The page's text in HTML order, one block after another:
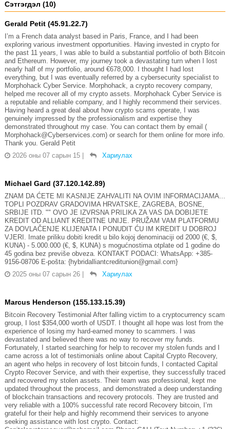
Сэтгэгдэл (10)
Gerald Petit (45.91.22.7)
I’m a French data analyst based in Paris, France, and I had been
exploring various investment opportunities. Having invested in crypto for
the past 11 years, I was able to build a substantial portfolio of both Bitcoin
and Ethereum. However, my journey took a devastating turn when I lost
nearly half of my portfolio, around €678,000. I thought I had lost
everything, but I was eventually referred by a cybersecurity specialist to
Morphohack Cyber Service. Morphohack, a crypto recovery company,
helped me recover all of my crypto assets. Morphohack Cyber Service is
a reputable and reliable company, and I highly recommend their services.
Having heard a great deal about how crypto scams operate, I was
genuinely impressed by the professionalism and expertise they
demonstrated throughout my case. You can contact them by email (
Morphohack@Cyberservices.com) or search for them online for more info.
Thank you. Gerald Petit
2026 оны 07 сарын 15
Хариулах
Michael Gard (37.120.142.89)
ZNAM DA ĆETE MI KASNIJE ZAHVALITI NA OVIM INFORMACIJAMA...
TOPLI POZDRAV GRADOVIMA HRVATSKE, ZAGREBA, BOSNE,
SRBIJE ITD. "" OVO JE IZVRSNA PRILIKA ZA VAS DA DOBIJETE
KREDIT OD ALLIANT KREDITNE UNIJE. PRUŽAM VAM PLATFORMU
ZA DOVLAČENJE KLIJENATA I PONUDIT ĆU IM KREDIT U DOBROJ
VJERI. Imate priliku dobiti kredit u bilo kojoj denominaciji od 2000 (€, $,
KUNA) - 5.000.000 (€, $, KUNA) s mogućnostima otplate od 1 godine do
45 godina bez previše obveza. KONTAKT PODACI: WhatsApp: +385-
9156-08706 E-pošta: {hybridalliantcreditunion@gmail.com}
2025 оны 07 сарын 26
Хариулах
Marcus Henderson (155.133.15.39)
Bitcoin Recovery Testimonial After falling victim to a cryptocurrency scam
group, I lost $354,000 worth of USDT. I thought all hope was lost from the
experience of losing my hard-earned money to scammers. I was
devastated and believed there was no way to recover my funds.
Fortunately, I started searching for help to recover my stolen funds and I
came across a lot of testimonials online about Capital Crypto Recovery,
an agent who helps in recovery of lost bitcoin funds, I contacted Capital
Crypto Recover Service, and with their expertise, they successfully traced
and recovered my stolen assets. Their team was professional, kept me
updated throughout the process, and demonstrated a deep understanding
of blockchain transactions and recovery protocols. They are trusted and
very reliable with a 100% successful rate record Recovery bitcoin, I’m
grateful for their help and highly recommend their services to anyone
seeking assistance with lost crypto. Contact: